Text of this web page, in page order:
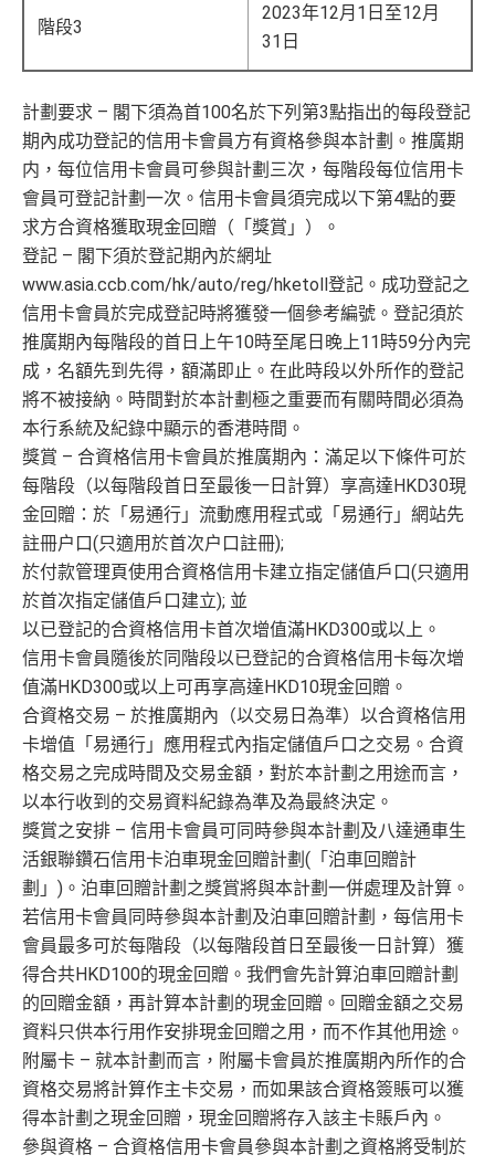
階段3
2023年12月1日至12月
31日
計劃要求 – 閣下須為首100名於下列第3點指出的每段登記
期內成功登記的信用卡會員方有資格參與本計劃。推廣期
内，每位信用卡會員可參與計劃三次，每階段每位信用卡
會員可登記計劃一次。信用卡會員須完成以下第4點的要
求方合資格獲取現金回贈（「獎賞」）。
登記 – 閣下須於登記期內於網址
www.asia.ccb.com/hk/auto/reg/hketoll登記。成功登記之
信用卡會員於完成登記時將獲發一個參考編號。登記須於
推廣期內每階段的首日上午10時至尾日晚上11時59分內完
成，名額先到先得，額滿即止。在此時段以外所作的登記
將不被接納。時間對於本計劃極之重要而有關時間必須為
本行系統及紀錄中顯示的香港時間。
獎賞 – 合資格信用卡會員於推廣期內：滿足以下條件可於
每階段（以每階段首日至最後一日計算）享高達HKD30現
金回贈：於「易通行」流動應用程式或「易通行」網站先
註冊户口(只適用於首次户口註冊);
於付款管理頁使用合資格信用卡建立指定儲值戶口(只適用
於首次指定儲值戶口建立); 並
以已登記的合資格信用卡首次增值滿HKD300或以上。
信用卡會員隨後於同階段以已登記的合資格信用卡每次增
值滿HKD300或以上可再享高達HKD10現金回贈。
合資格交易 – 於推廣期內（以交易日為準）以合資格信用
卡增值「易通行」應用程式內指定儲值戶口之交易。合資
格交易之完成時間及交易金額，對於本計劃之用途而言，
以本行收到的交易資料紀錄為準及為最終決定。
獎賞之安排 – 信用卡會員可同時參與本計劃及八達通車生
活銀聯鑽石信用卡泊車現金回贈計劃(「泊車回贈計
劃」)。泊車回贈計劃之獎賞將與本計劃一併處理及計算。
若信用卡會員同時參與本計劃及泊車回贈計劃，每信用卡
會員最多可於每階段（以每階段首日至最後一日計算）獲
得合共HKD100的現金回贈。我們會先計算泊車回贈計劃
的回贈金額，再計算本計劃的現金回贈。回贈金額之交易
資料只供本行用作安排現金回贈之用，而不作其他用途。
附屬卡 – 就本計劃而言，附屬卡會員於推廣期內所作的合
資格交易將計算作主卡交易，而如果該合資格簽賬可以獲
得本計劃之現金回贈，現金回贈將存入該主卡賬戶內。
參與資格 – 合資格信用卡會員參與本計劃之資格將受制於